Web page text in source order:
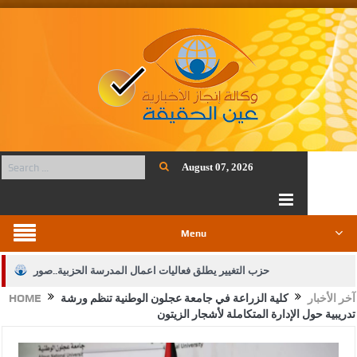
August 07, 2026
Menu
حزب التغيير يطلق فعاليات اعمال المدرسة الحزبية..صور
الجيش يفتح باب التجنيد لحملة البكالوريوس في الحقوق والقانونHOME آخر الأخبار
كلية الزراعة في جامعة عجلون الوطنية تنظم ورشة
تدريبية حول الإدارة المتكاملة لأشجار الزيتون